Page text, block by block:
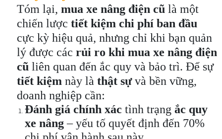
Tóm lại, mua xe nâng điện cũ là một
chiến lược tiết kiệm chi phí ban đầu
cực kỳ hiệu quả, nhưng chỉ khi bạn quản
lý được các rủi ro khi mua xe nâng điện
cũ liên quan đến ắc quy và bảo trì. Để sự
tiết kiệm này là thật sựvà bền vững,
doanh nghiệp cần:
Đánh giá chính xác tình trạng ắc quy
xe nâng– yếu tố quyết định đến 70%